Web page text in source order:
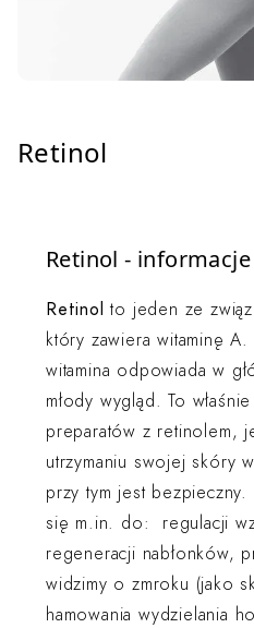
Retinol
Retinol -
Retinol to jeden ze
który zawiera witaminę
witamina odpowiada w
młody wygląd. To
preparatów z retinolem,
utrzymaniu swojej skóry
przy tym jest bezpieczny.
się m.in. do: regulacji
regeneracji nabłonków,
widzimy o zmroku (jako
hamowania wydzielania